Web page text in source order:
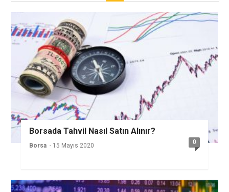
Borsada Tahvil Nasıl Satın Alınır?
Borsa - 15 Mayıs 2020 0